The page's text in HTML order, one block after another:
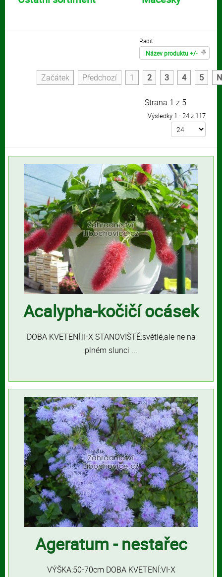
Řadit
Název produktu +/-
Začátek Předchozí 1 2 3 4 5
Strana 1 z 5
Výsledky 1 - 24 z 117
Acalypha-kočičí ocásek
DOBA KVETENÍ:II-X STANOVIŠTĚ:světlé,ale ne na
plném slunci ...
Ageratum - nestařec
VÝŠKA:50-70cm DOBA KVETENÍ:VI-X